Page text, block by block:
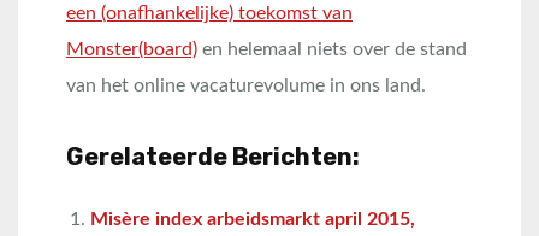
een (onafhankelijke) toekomst van
Monster(board) en helemaal niets over de stand
van het online vacaturevolume in ons land.
Gerelateerde Berichten:
Misère index arbeidsmarkt april 2015,